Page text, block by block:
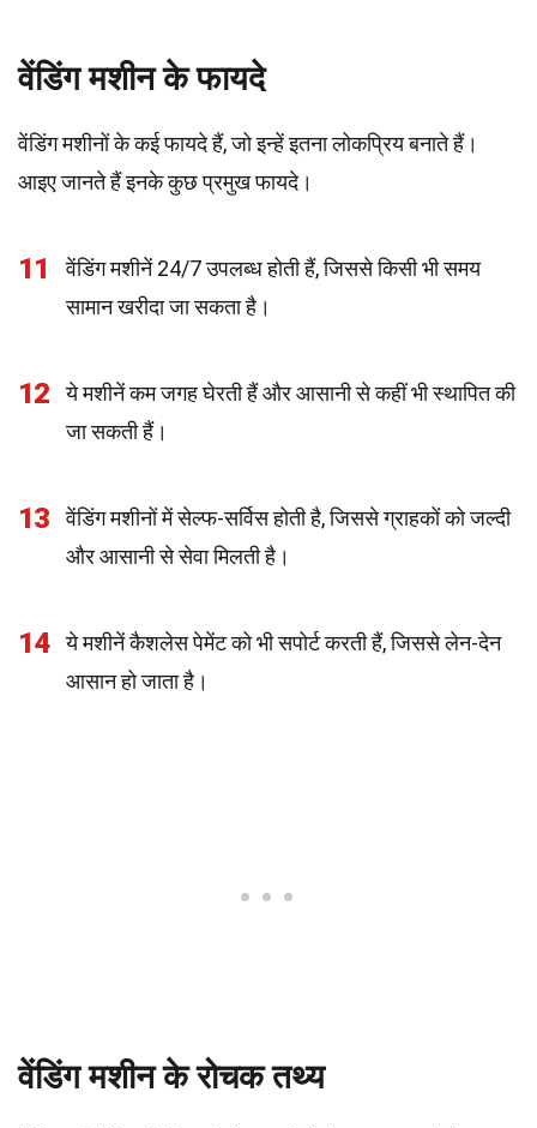
वेंडिंग मशीन के फायदे
वेंडिंग मशीनों के कई फायदे हैं, जो इन्हें इतना लोकप्रिय बनाते हैं।
आइए जानते हैं इनके कुछ प्रमुख फायदे।
11
वेंडिंग मशीनें 24/7 उपलब्ध होती हैं, जिससे किसी भी समय
सामान खरीदा जा सकता है।
12
ये मशीनें कम जगह घेरती हैं और आसानी से कहीं भी स्थापित की
जा सकती हैं।
13
वेंडिंग मशीनों में सेल्फ-सर्विस होती है, जिससे ग्राहकों को जल्दी
और आसानी से सेवा मिलती है।
14
ये मशीनें कैशलेस पेमेंट को भी सपोर्ट करती हैं, जिससे लेन-देन
आसान हो जाता है।
वेंडिंग मशीन के रोचक तथ्य